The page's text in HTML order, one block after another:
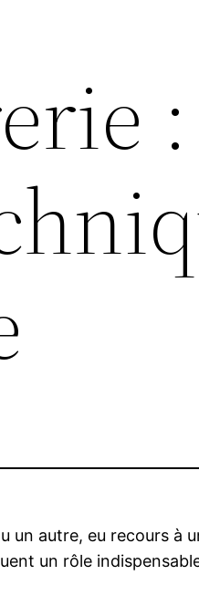
autre, eu recours à
un rôle